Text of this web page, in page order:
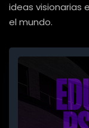
ideas visionarias
el mundo.